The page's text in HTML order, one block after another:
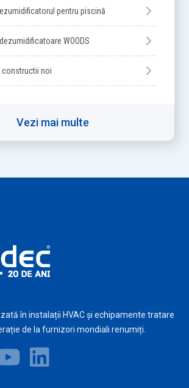
pentru piscină
WOODS
constructii noi
Vezi mai multe
în instalații HVAC și echipamente tratare
de la furnizori mondiali renumiți.